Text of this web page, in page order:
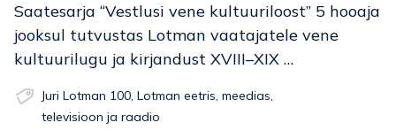
Saatesarja “Vestlusi vene kultuuriloost” 5 hooaja
jooksul tutvustas Lotman vaatajatele vene
kultuurilugu ja kirjandust XVIII–XIX …
Juri Lotman 100,Lotman eetris,meedias,
televisioon ja raadio